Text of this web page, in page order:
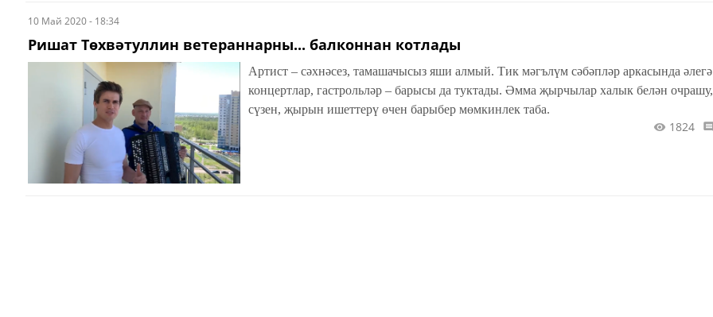
10 Май 2020 - 18:34
Ришат Төхвәтуллин ветераннарны... балконнан котлады
Артист – сәхнәсез, тамашачысыз яши алмый. Тик мәгълүм сәбәпләр аркасында әлегә
концертлар, гастрольләр – барысы да туктады. Әмма җырчылар халык белән
сүзен, җырын ишеттерү өчен барыбер мөмкинлек таба.
1824